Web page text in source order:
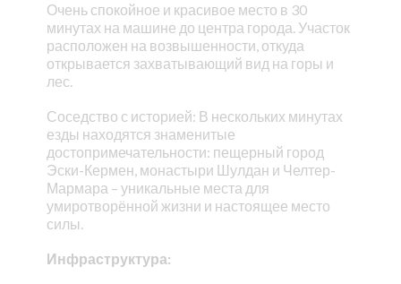
Очень спокойное и красивое место в 30
минутах на машине до центра города. Участок
расположен на возвышенности, откуда
открывается захватывающий вид на горы и
лес.
Соседство с историей: В нескольких минутах
езды находятся знаменитые
достопримечательности: пещерный город
Эски-Кермен, монастыри Шулдан и Челтер-
Мармара – уникальные места для
умиротворённой жизни и настоящее место
силы.
Инфраструктура: